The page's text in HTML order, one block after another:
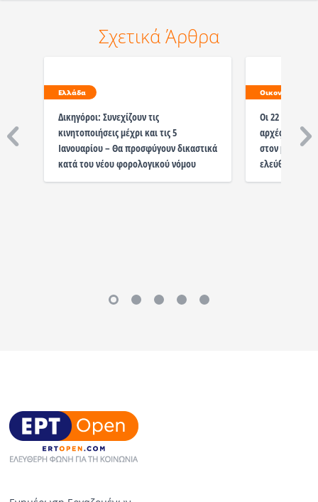
Σχετικά Άρθρα
Ελλάδα
Δικηγόροι: Συνεχίζουν τις
κινητοποιήσεις μέχρι και τις 5
Ιανουαρίου – Θα προσφύγουν δικαστικά
κατά του νέου φορολογικού νόμου
Οικονομία
Οι 22 αλλαγές
αρχές του
στον μισθό
ελεύθερους